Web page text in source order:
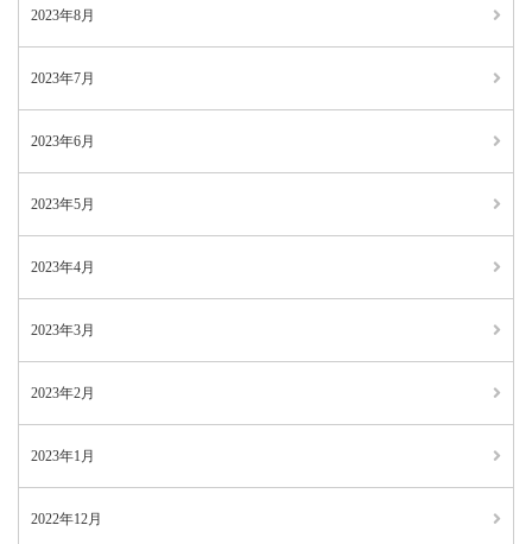
2023年8月
2023年7月
2023年6月
2023年5月
2023年4月
2023年3月
2023年2月
2023年1月
2022年12月